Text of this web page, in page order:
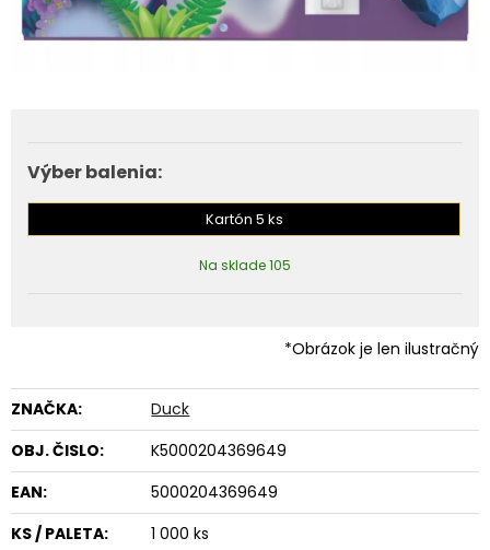
Výber balenia:
Kartón 5 ks
Na sklade 105
*Obrázok je len ilustračný
ZNAČKA:
Duck
OBJ. ČISLO:
K5000204369649
EAN:
5000204369649
KS / PALETA:
1 000 ks